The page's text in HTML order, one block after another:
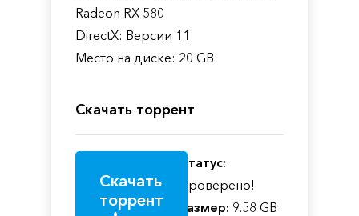
Radeon RX 580
DirectX: Версии 11
Место на диске: 20 GB
Скачать торрент
Скачать
торрент
Статус:
Проверено!
Размер: 9.58 GB